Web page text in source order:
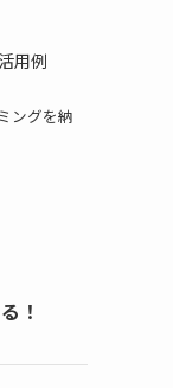
用例
ングを納
！